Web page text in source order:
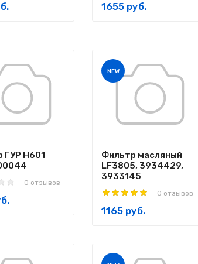
1655 руб.
ГУР H601
0 отзывов
NEW
Фильтр масляный
LF3805, 3934429,
3933145
0 отзывов
1165 руб.